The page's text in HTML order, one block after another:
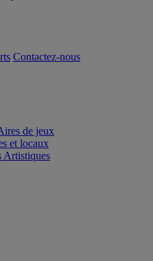
Contactez-nous
de jeux
et locaux
Artistiques